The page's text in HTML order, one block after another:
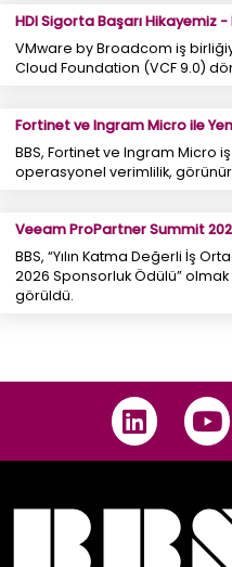
HDI Sigorta Başarı Hikayemiz -
VMware by Broadcom iş
Cloud Foundation (VCF 9.0)
Fortinet ve Ingram Micro ile
BBS, Fortinet ve Ingram Micro
operasyonel verimlilik,
Veeam ProPartner Summit
BBS, “Yılın Katma Değerli İş
2026 Sponsorluk Ödülü”
görüldü.